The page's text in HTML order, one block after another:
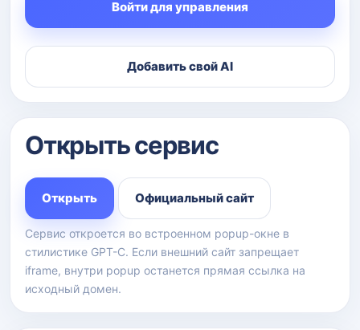
Войти для управления
Добавить свой AI
Открыть сервис
Открыть Официальный сайт
Сервис откроется во встроенном popup-окне в
стилистике GPT-C. Если внешний сайт запрещает
iframe, внутри popup останется прямая ссылка на
исходный домен.